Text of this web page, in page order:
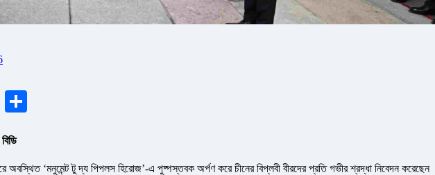
Email
অবস্থিত ‘মনুমেন্ট টু দ্য পিপলস হিরোজ’-এ পুষ্পস্তবক অর্পণ করে চীনের বিপ্লবী বীরদের প্রতি গভীর শ্রদ্ধা নিবেদন করেছেন